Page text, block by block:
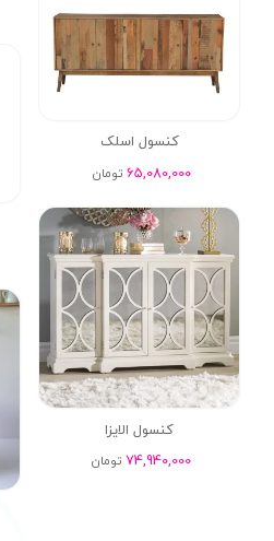
کنسول اسلک
65,080,000 تومان
کنسول الایزا
74,940,000 تومان